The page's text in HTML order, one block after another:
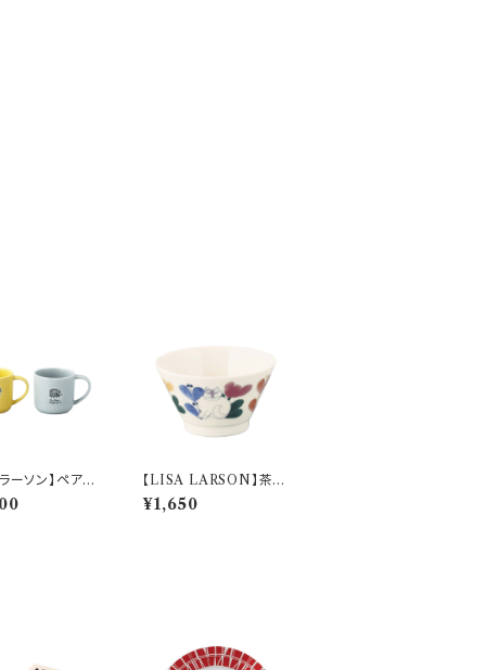
ラーソン】ペアマ
【stroll(ストロ
【LISA LARSON】茶
碗(フラワー)【LL150】L
L155-351
¥1,650